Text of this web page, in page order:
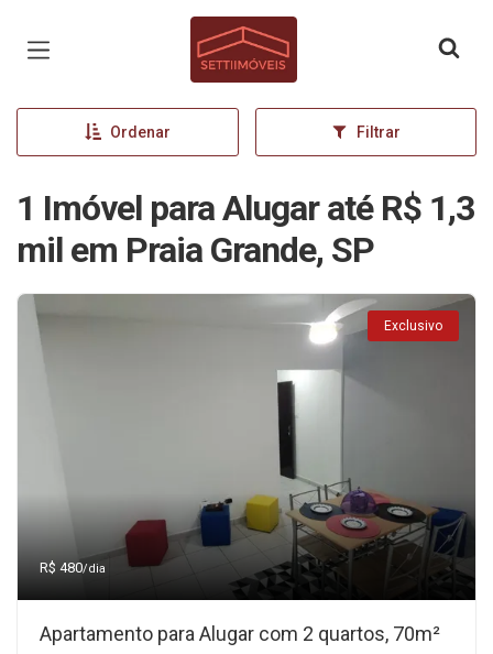
Página inicial
Ordenar Filtrar
1 Imóvel para Alugar até R$ 1,3
mil em Praia Grande, SP
Exclusivo
R$ 480/dia
Apartamento para Alugar com 2 quartos, 70m²